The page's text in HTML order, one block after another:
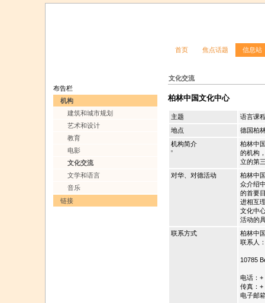
首页 焦点话题 信息站
文化交流
布告栏
机构
建筑和城市规划
艺术和设计
教育
电影
文化交流
文学和语言
音乐
链接
柏林中国文化中心
主题
语言课
地点
德国柏
机构简介
柏林中
的机构
立的第
对华、对德活动
柏林中
众介绍
的首要
进相互
文化中
活动的
联系方式
柏林中
联系人
10785
电话：+
传真：+
电子邮